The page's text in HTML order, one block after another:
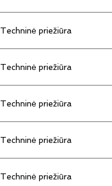
Techninė priežiūra
Techninė priežiūra
Techninė priežiūra
Techninė priežiūra
Techninė priežiūra